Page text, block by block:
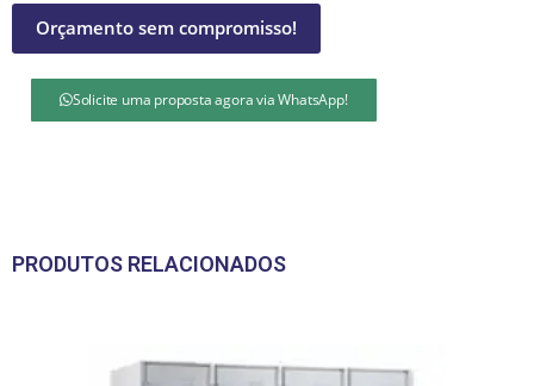
Orçamento sem compromisso!
Solicite uma proposta agora via WhatsApp!
PRODUTOS RELACIONADOS